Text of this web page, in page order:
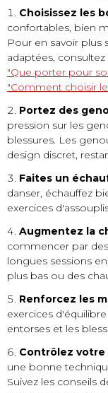
Choisissez les
confortables, bien
Pour en savoir plus
adaptées, consultez
"Que porter pour
"Comment choisir
Portez des
pression sur les
blessures. Les
design discret,
Faites un
danser, échauffez
exercices
Augmentez la
commencer par
longues sessions
plus bas ou des
Renforcez les
exercices
entorses et les
Contrôlez
une bonne
Suivez les conseils